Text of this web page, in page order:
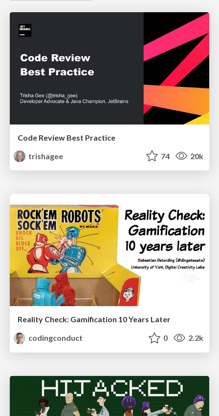
Code Review Best Practice
trishagee
74 20k
Reality Check: Gamification 10 Years Later
codingconduct
0 2.2k